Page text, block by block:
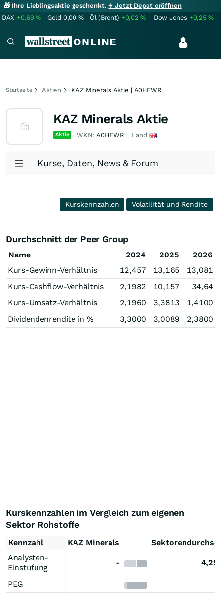
🎁 Ihre Lieblingsaktie geschenkt.→ Jetzt Depot eröffnen
DAX +0,69% Gold 0,00 % Öl (Brent) +0,02% Dow Jones +0,25%
Startseite Aktien KAZ Minerals Aktie | A0HFWR
KAZ Minerals Aktie
Aktie WKN:A0HFWR Land
Kurse, Daten, News & Forum
Kurskennzahlen Volatilität und Rendite
Durchschnitt der Peer Group
Name 2024 2025
2026
Kurs-Gewinn-Verhältnis
12,457 13,165
13,081
Kurs-Cashflow-Verhältnis
2,1982 10,157
34,64
Kurs-Umsatz-Verhältnis
2,1960 3,3813
1,4100
Dividendenrendite in %
3,3000 3,0089 2,3800
Kurskennzahlen im Vergleich zum eigenen
Sektor Rohstoffe
Kennzahl KAZ Minerals
Analysten-
Einstufung
-
PEG